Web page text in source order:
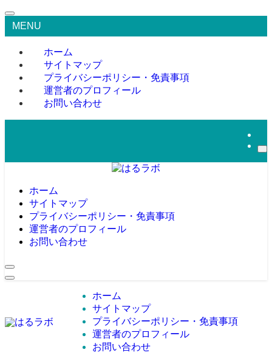
MENU
ホーム
サイトマップ
プライバシーポリシー・免責事項
運営者のプロフィール
お問い合わせ
ホーム
サイトマップ
プライバシーポリシー・免責事項
運営者のプロフィール
お問い合わせ
ホーム
サイトマップ
プライバシーポリシー・免責事項
運営者のプロフィール
お問い合わせ